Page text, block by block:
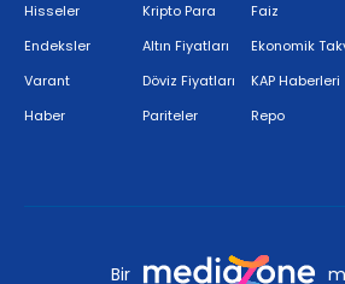
Hisseler
Endeksler
Varant
Haber
Kripto Para
Altın Fiyatları
Döviz Fiyatları
Pariteler
Faiz
Ekonomik
KAP Haberleri
Repo
Bir